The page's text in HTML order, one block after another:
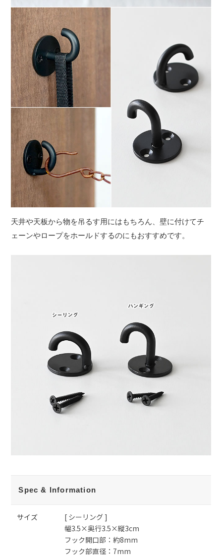
天井や天板から物を吊るす用にはもちろん、壁に付けてチ
ェーンやロープをホールドするのにもおすすめです。
Spec & Information
サイズ
[ シーリング ]
幅3.5×奥行3.5×縦3cm
フック開口部：約8mm
フック部直径：7mm